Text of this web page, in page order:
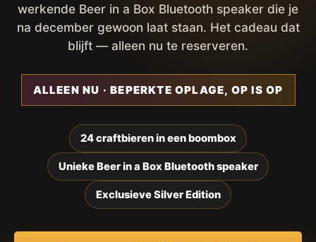
werkende Beer in a Box Bluetooth speaker die je
na december gewoon laat staan. Het cadeau dat
blijft — alleen nu te reserveren.
ALLEEN NU · BEPERKTE OPLAGE, OP IS OP
24 craftbieren in een boombox
Unieke Beer in a Box Bluetooth speaker
Exclusieve Silver Edition